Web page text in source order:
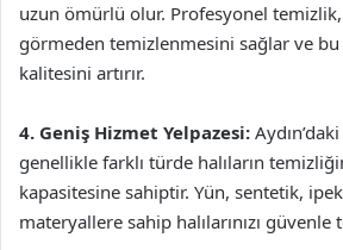
uzun ömürlü olur. Profesyonel
görmeden temizlenmesini sağlar ve bu
kalitesini artırır.
4. Geniş Hizmet Yelpazesi:
genellikle farklı türde halıların
kapasitesine sahiptir. Yün, sentetik,
materyallere sahip halılarınızı